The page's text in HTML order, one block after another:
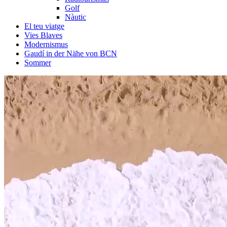
Golf
Nàutic
El teu viatge
Vies Blaves
Modernismus
Gaudí in der Nähe von BCN
Sommer